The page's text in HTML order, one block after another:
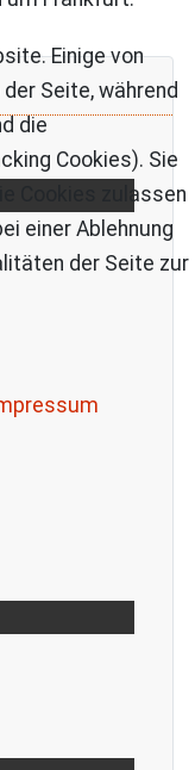
Einige von
Seite, während
die
Cookies). Sie
Cookies zulassen
einer Ablehnung
der Seite zur